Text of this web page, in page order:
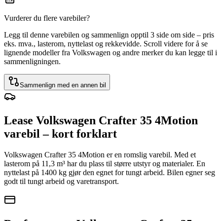
Vurderer du flere varebiler?
Legg til denne varebilen og sammenlign opptil 3 side om side – pris
eks. mva., lasterom, nyttelast og rekkevidde. Scroll videre for å se
lignende modeller fra Volkswagen og andre merker du kan legge til i
sammenligningen.
Sammenlign med en annen bil
Lease Volkswagen Crafter 35 4Motion
varebil – kort forklart
Volkswagen Crafter 35 4Motion er en romslig varebil. Med et
lasterom på 11,3 m³ har du plass til større utstyr og materialer. En
nyttelast på 1400 kg gjør den egnet for tungt arbeid. Bilen egner seg
godt til tungt arbeid og varetransport.